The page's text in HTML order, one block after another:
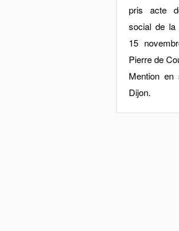
pris acte
social de la
15
Pierre de
Mention
Dijon.